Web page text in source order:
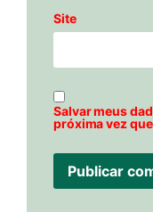
Site
Salvar meus
próxima vez